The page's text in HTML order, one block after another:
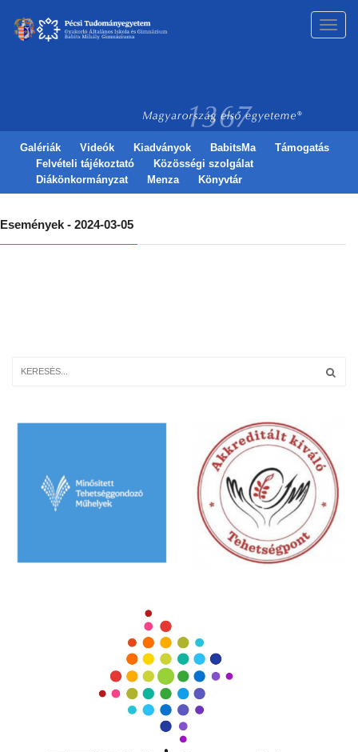
Galériák Videók Kiadványok BabitsMa
Támogatás
Felvételi tájékoztató
Közösségi szolgálat
Diákönkormányzat
Menza Könyvtár
Események - 2024-03-05